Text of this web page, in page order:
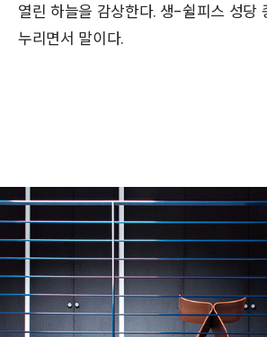
열린 하늘을 감상한다. 생-쉴피스 성당
누리면서 말이다.